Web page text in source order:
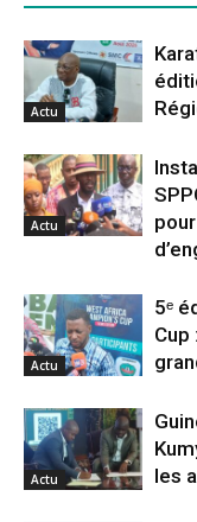
Actu
Actu
Actu
5ᵉ
Actu
les